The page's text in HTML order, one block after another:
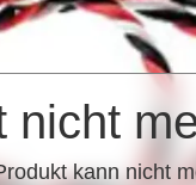
nicht
kann nicht